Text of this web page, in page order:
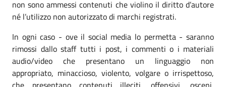
non sono ammessi contenuti che violino il diritto d’autore
né l’utilizzo non autorizzato di marchi registrati.
In ogni caso - ove il social media lo permetta - saranno
rimossi dallo staff tutti i post, i commenti o i materiali
audio/video che presentano un linguaggio non
appropriato, minaccioso, violento, volgare o irrispettoso,